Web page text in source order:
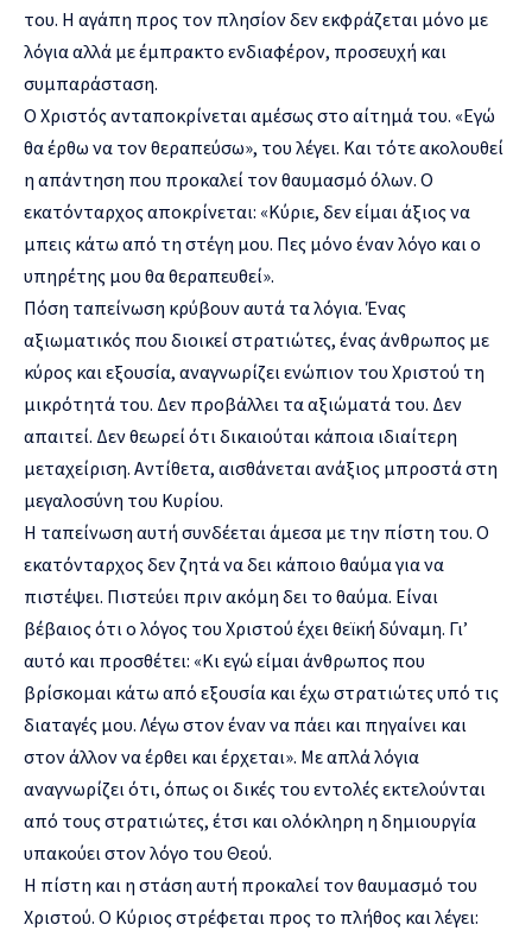
του. Η αγάπη προς τον πλησίον δεν εκφράζεται μόνο με
λόγια αλλά με έμπρακτο ενδιαφέρον, προσευχή και
συμπαράσταση.
Ο Χριστός ανταποκρίνεται αμέσως στο αίτημά του. «Εγώ
θα έρθω να τον θεραπεύσω», του λέγει. Και τότε ακολουθεί
η απάντηση που προκαλεί τον θαυμασμό όλων. Ο
εκατόνταρχος αποκρίνεται: «Κύριε, δεν είμαι άξιος να
μπεις κάτω από τη στέγη μου. Πες μόνο έναν λόγο και ο
υπηρέτης μου θα θεραπευθεί».
Πόση ταπείνωση κρύβουν αυτά τα λόγια. Ένας
αξιωματικός που διοικεί στρατιώτες, ένας άνθρωπος με
κύρος και εξουσία, αναγνωρίζει ενώπιον του Χριστού τη
μικρότητά του. Δεν προβάλλει τα αξιώματά του. Δεν
απαιτεί. Δεν θεωρεί ότι δικαιούται κάποια ιδιαίτερη
μεταχείριση. Αντίθετα, αισθάνεται ανάξιος μπροστά στη
μεγαλοσύνη του Κυρίου.
Η ταπείνωση αυτή συνδέεται άμεσα με την πίστη του. Ο
εκατόνταρχος δεν ζητά να δει κάποιο θαύμα για να
πιστέψει. Πιστεύει πριν ακόμη δει το θαύμα. Είναι
βέβαιος ότι ο λόγος του Χριστού έχει θεϊκή δύναμη. Γι’
αυτό και προσθέτει: «Κι εγώ είμαι άνθρωπος που
βρίσκομαι κάτω από εξουσία και έχω στρατιώτες υπό τις
διαταγές μου. Λέγω στον έναν να πάει και πηγαίνει και
στον άλλον να έρθει και έρχεται». Με απλά λόγια
αναγνωρίζει ότι, όπως οι δικές του εντολές εκτελούνται
από τους στρατιώτες, έτσι και ολόκληρη η δημιουργία
υπακούει στον λόγο του Θεού.
Η πίστη και η στάση αυτή προκαλεί τον θαυμασμό του
Χριστού. Ο Κύριος στρέφεται προς το πλήθος και λέγει: